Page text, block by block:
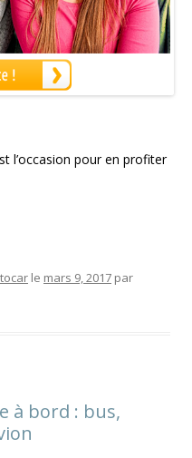
l’occasion pour en profiter
le mars 9, 2017 par
à bord : bus,